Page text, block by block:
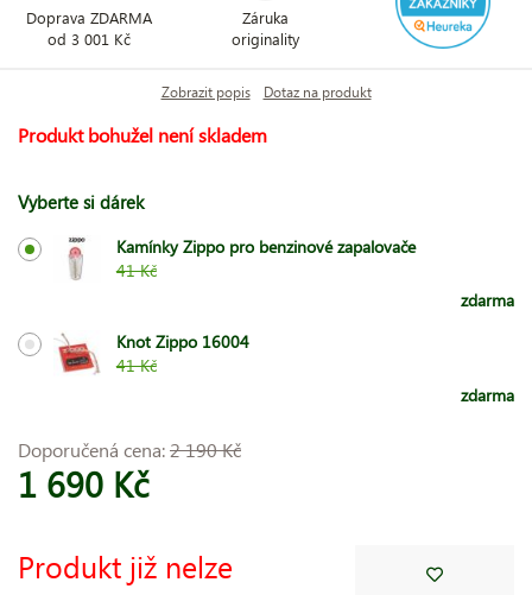
Doprava ZDARMA
od 3 001 Kč
Záruka
originality
Zobrazit popis Dotaz na produkt
Produkt bohužel není skladem
Vyberte si dárek
Kamínky Zippo pro benzinové zapalovače
41 Kč
zdarma
Knot Zippo 16004
41 Kč
zdarma
Doporučená cena:2 190 Kč
1 690 Kč
Produkt již nelze